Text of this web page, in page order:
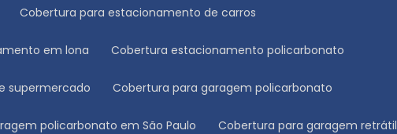
Cobertura para estacionamento de carros
em lona Cobertura estacionamento policarbonato
supermercado Cobertura para garagem policarbonato
policarbonato em São Paulo Cobertura para garagem retrátil